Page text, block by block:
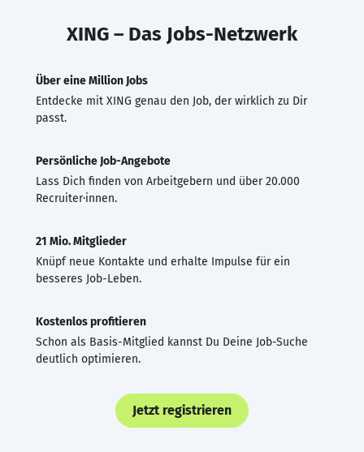
XING – Das Jobs-Netzwerk
Über eine Million Jobs
Entdecke mit XING genau den Job, der wirklich zu Dir
passt.
Persönliche Job-Angebote
Lass Dich finden von Arbeitgebern und über 20.000
Recruiter·innen.
21 Mio. Mitglieder
Knüpf neue Kontakte und erhalte Impulse für ein
besseres Job-Leben.
Kostenlos profitieren
Schon als Basis-Mitglied kannst Du Deine Job-Suche
deutlich optimieren.
Jetzt registrieren